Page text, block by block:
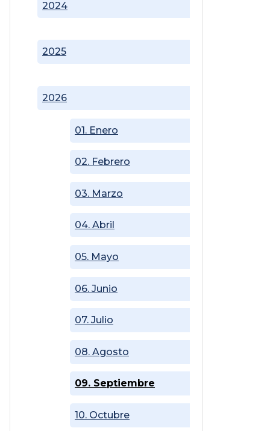
2024
2025
2026
01. Enero
02. Febrero
03. Marzo
04. Abril
05. Mayo
06. Junio
07. Julio
08. Agosto
09. Septiembre
10. Octubre